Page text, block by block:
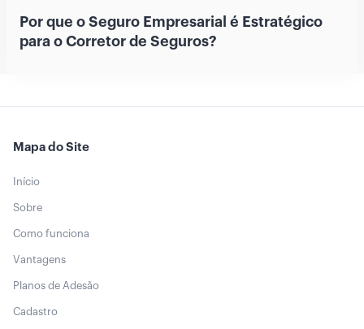
Por que o Seguro Empresarial é Estratégico
para o Corretor de Seguros?
Mapa do Site
Início
Sobre
Como funciona
Vantagens
Planos de Adesão
Cadastro